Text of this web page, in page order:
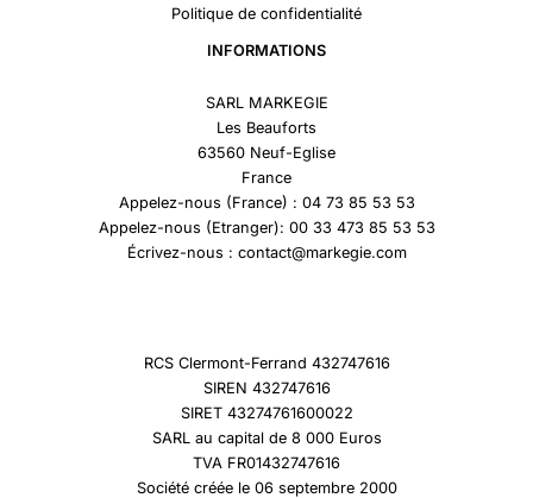
Politique de confidentialité
INFORMATIONS
SARL MARKEGIE
Les Beauforts
63560 Neuf-Eglise
France
Appelez-nous (France) : 04 73 85 53 53
Appelez-nous (Etranger): 00 33 473 85 53 53
Écrivez-nous : contact@markegie.com
RCS Clermont-Ferrand 432747616
SIREN 432747616
SIRET 43274761600022
SARL au capital de 8 000 Euros
TVA FR01432747616
Société créée le 06 septembre 2000